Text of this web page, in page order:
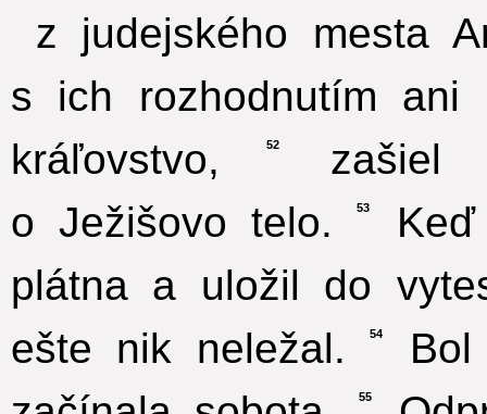
z judejského mesta
s ich rozhodnutím ani
kráľovstvo,
52
zašiel
o Ježišovo telo.
53
plátna a uložil do
ešte nik neležal.
54
55